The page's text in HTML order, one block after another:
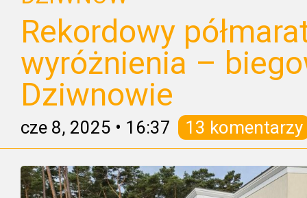
Rekordowy
wyróżnienia –
Dziwnowie
cze 8, 2025 • 16:37 13 komentarzy